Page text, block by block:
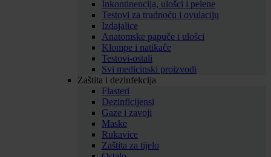
Inkontinencija, ulošci i pelene
Testovi za trudnoću i ovulaciju
Izdajalice
Anatomske papuče i ulošci
Klompe i natikače
Testovi-ostali
Svi medicinski proizvodi
Zaštita i dezinfekcija
Flasteri
Dezinficijensi
Gaze i zavoji
Maske
Rukavice
Zaštita za tijelo